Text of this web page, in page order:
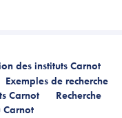
des instituts Carnot
Exemples de recherche
Carnot
Recherche
Carnot